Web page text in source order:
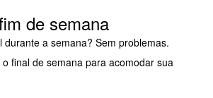
de semana
durante a semana? Sem problemas.
final de semana para acomodar sua